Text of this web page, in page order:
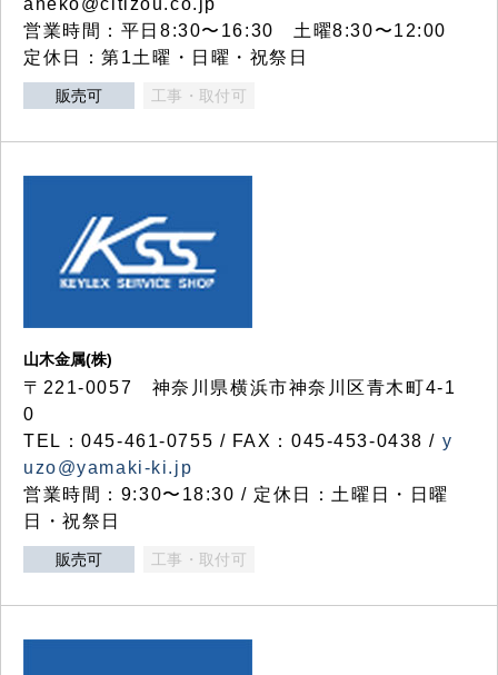
aneko@citizou.co.jp
営業時間：平日8:30〜16:30 土曜8:30〜12:00
定休日：第1土曜・日曜・祝祭日
販売可 工事・取付可
山木金属(株)
〒221-0057 神奈川県横浜市神奈川区青木町4-1
0
TEL：045-461-0755 / FAX：045-453-0438 / y
uzo@yamaki-ki.jp
営業時間：9:30〜18:30 / 定休日：土曜日・日曜
日・祝祭日
販売可 工事・取付可